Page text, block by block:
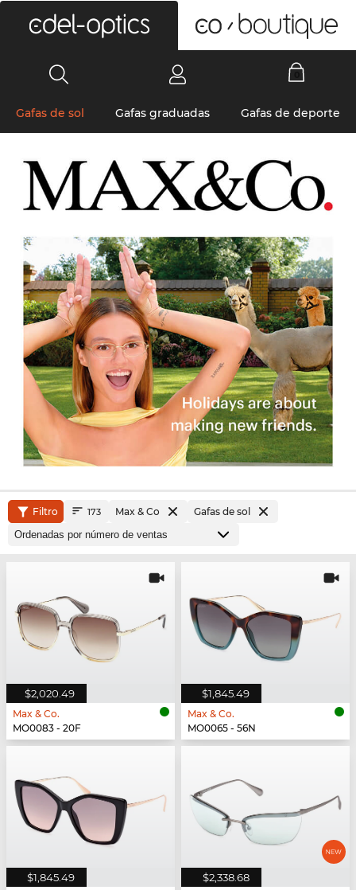
Gafas de sol Gafas graduadas Gafas de deporte
Filtro 173 Max & Co Gafas de sol
$2,020.49
Max & Co.
MO0083 - 20F
$1,845.49
Max & Co.
MO0065 - 56N
$1,845.49 $2,338.68